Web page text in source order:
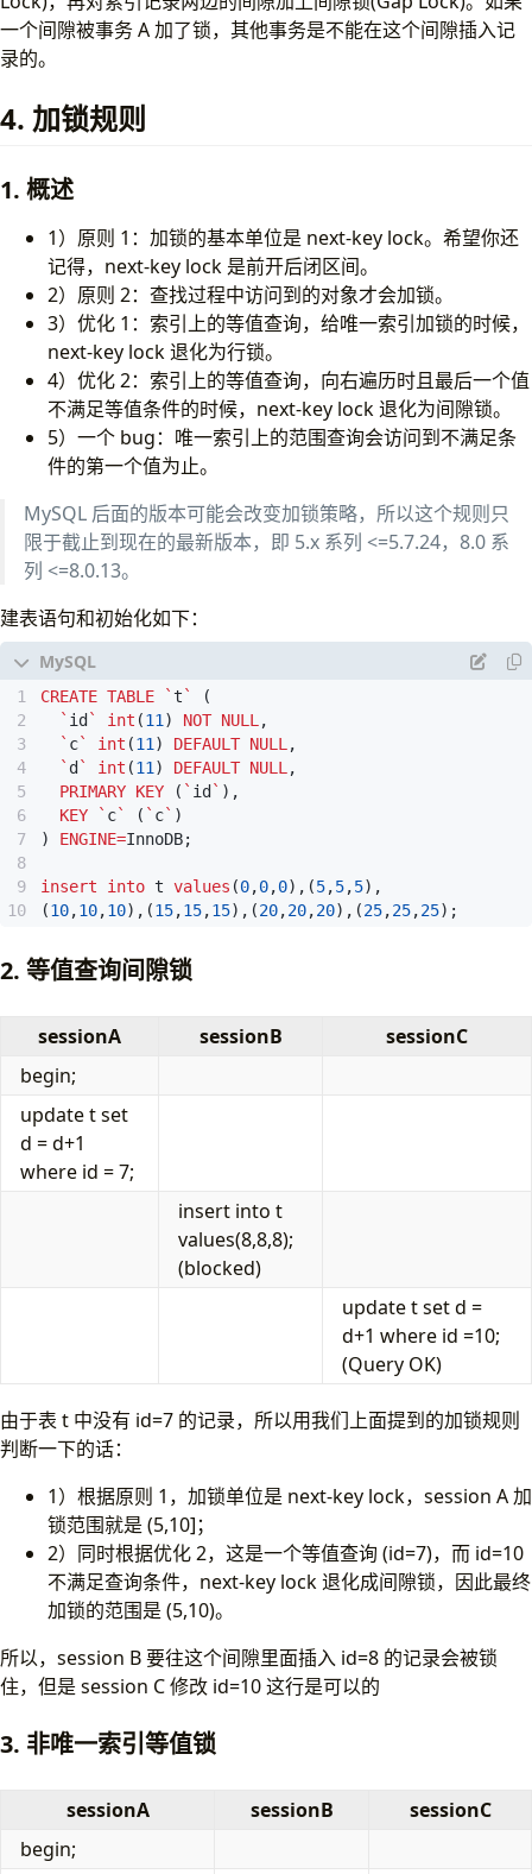
一个间隙被事务 A 加了锁，其他事务是不能在这个间隙插入记
录的。
4. 加锁规则
1. 概述
1）原则 1：加锁的基本单位是 next-key lock。希望你还
记得，next-key lock 是前开后闭区间。
2）原则 2：查找过程中访问到的对象才会加锁。
3）优化 1：索引上的等值查询，给唯一索引加锁的时候，
next-key lock 退化为行锁。
4）优化 2：索引上的等值查询，向右遍历时且最后一个值
不满足等值条件的时候，next-key lock 退化为间隙锁。
5）一个 bug：唯一索引上的范围查询会访问到不满足条
件的第一个值为止。
MySQL 后面的版本可能会改变加锁策略，所以这个规则只
限于截止到现在的最新版本，即 5.x 系列 <=5.7.24，8.0 系
列 <=8.0.13。
建表语句和初始化如下：
CREATE TABLE `t `
(
` id ` int (11 ) NOT NULL ,
` c` int (11 ) DEFAULT NULL ,
` d ` int (11 ) DEFAULT NULL ,
PRIMARY KEY ( ` id ` ),
KEY
` c` ( ` c` )
)
ENGINE=InnoDB;
insert into t values (0,0,0),(5,5,5),
(10,10,10),(15,15,15),(20,20,20),(25,25,25);
2. 等值查询间隙锁
sessionA sessionB
sessionC
begin;
update t set
d = d+1
where id = 7;
insert into t
values(8,8,8);
(blocked)
update t set d =
d+1 where id =10;
(Query OK)
由于表 t 中没有 id=7 的记录，所以用我们上面提到的加锁规则
判断一下的话：
1）根据原则 1，加锁单位是 next-key lock，session A 加
锁范围就是 (5,10]；
2）同时根据优化 2，这是一个等值查询 (id=7)，而 id=10
不满足查询条件，next-key lock 退化成间隙锁，因此最终
加锁的范围是 (5,10)。
所以，session B 要往这个间隙里面插入 id=8 的记录会被锁
住，但是 session C 修改 id=10 这行是可以的
3. 非唯一索引等值锁
sessionA sessionB
sessionC
begin;